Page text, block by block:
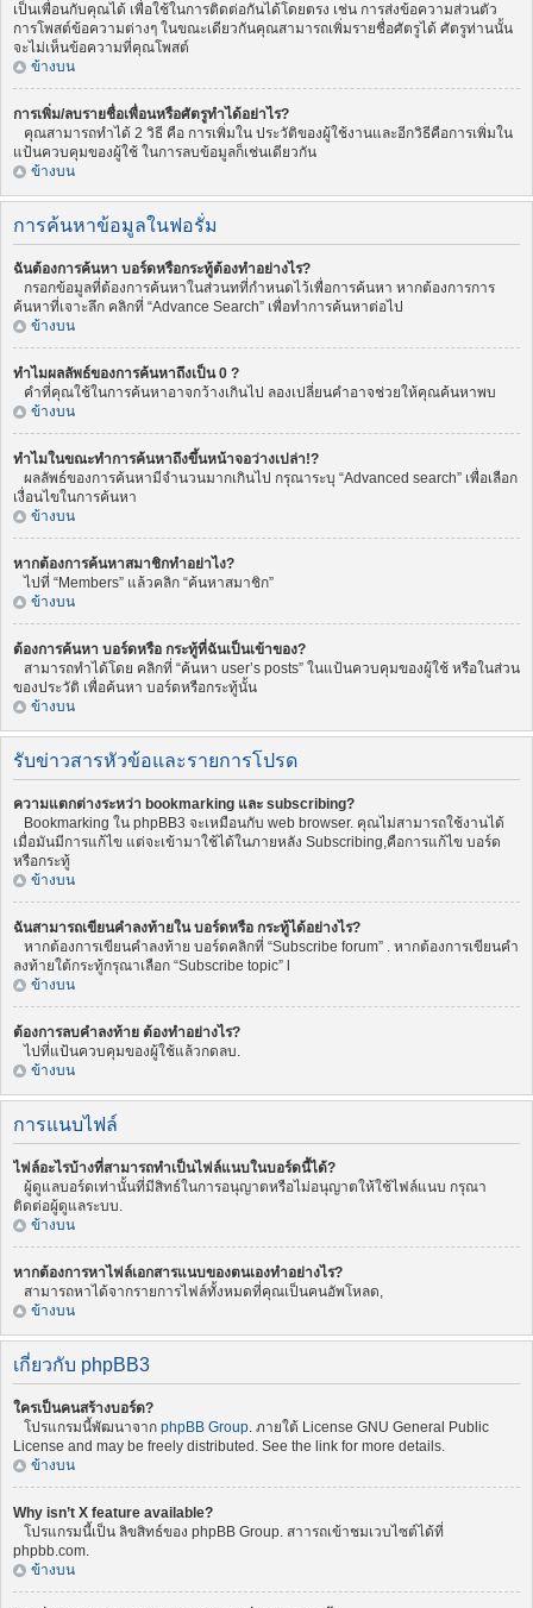
เป็นเพื่อนกับคุณได้ เพื่อใช้ในการติดต่อกันได้โดยตรง เช่น การส่งข้อความส่วนตัว
การโพสต์ข้อความต่างๆ ในขณะเดียวกันคุณสามารถเพิ่มรายชื่อศัตรูได้ ศัตรูท่านนั้น
จะไม่เห็นข้อความที่คุณโพสต์
ข้างบน
การเพิ่ม/ลบรายชื่อเพื่อนหรือศัตรูทำได้อย่าไร?
คุณสามารถทำได้ 2 วิธี คือ การเพิ่มใน ประวัติของผู้ใช้งานและอีกวิธีคือการเพิ่มใน
แป้นควบคุมของผู้ใช้ ในการลบข้อมูลก็เช่นเดียวกัน
ข้างบน
การค้นหาข้อมูลในฟอรั่ม
ฉันต้องการค้นหา บอร์ดหรือกระทู้ต้องทำอย่างไร?
กรอกข้อมูลที่ต้องการค้นหาในส่วนทที่กำหนดไว้เพื่อการค้นหา หากต้องการการ
ค้นหาที่เจาะลึก คลิกที่ “Advance Search” เพื่อทำการค้นหาต่อไป
ข้างบน
ทำไมผลลัพธ์ของการค้นหาถึงเป็น 0 ?
คำที่คุณใช้ในการค้นหาอาจกว้างเกินไป ลองเปลี่ยนคำอาจช่วยให้คุณค้นหาพบ
ข้างบน
ทำไมในขณะทำการค้นหาถึงขึ้นหน้าจอว่างเปล่า!?
ผลลัพธ์ของการค้นหามีจำนวนมากเกินไป กรุณาระบุ “Advanced search” เพื่อเลือก
เงื่อนไขในการค้นหา
ข้างบน
หากต้องการค้นหาสมาชิกทำอย่าไง?
ไปที่ “Members” แล้วคลิก “ค้นหาสมาชิก”
ข้างบน
ต้องการค้นหา บอร์ดหรือ กระทู้ที่ฉันเป็นเข้าของ?
สามารถทำได้โดย คลิกที่ “ค้นหา user’s posts” ในแป้นควบคุมของผู้ใช้ หรือในส่วน
ของประวัติ เพื่อค้นหา บอร์ดหรือกระทู้นั้น
ข้างบน
รับข่าวสารหัวข้อและรายการโปรด
ความแตกต่างระหว่า bookmarking และ subscribing?
Bookmarking ใน phpBB3 จะเหมือนกับ web browser. คุณไม่สามารถใช้งานได้
เมื่อมันมีการแก้ไข แต่จะเข้ามาใช้ได้ในภายหลัง Subscribing,คือการแก้ไข บอร์ด
หรือกระทู้
ข้างบน
ฉันสามารถเขียนคำลงท้ายใน บอร์ดหรือ กระทู้ได้อย่างไร?
หากต้องการเขียนคำลงท้าย บอร์ดคลิกที่ “Subscribe forum” . หากต้องการเขียนคำ
ลงท้ายใต้กระทู้กรุณาเลือก “Subscribe topic” l
ข้างบน
ต้องการลบคำลงท้าย ต้องทำอย่างไร?
ไปที่แป้นควบคุมของผู้ใช้แล้วกดลบ.
ข้างบน
การแนบไฟล์
ไฟล์อะไรบ้างที่สามารถทำเป็นไฟล์แนบในบอร์ดนี้ได้?
ผู้ดูแลบอร์ดเท่านั้นที่มีสิทธ์ในการอนุญาตหรือไม่อนุญาตให้ใช้ไฟล์แนบ กรุณา
ติดต่อผู้ดูแลระบบ.
ข้างบน
หากต้องการหาไฟล์เอกสารแนบของตนเองทำอย่างไร?
สามารถหาได้จากรายการไฟล์ทั้งหมดที่คุณเป็นคนอัพโหลด,
ข้างบน
เกี่ยวกับ phpBB3
ใครเป็นคนสร้างบอร์ด?
โปรแกรมนี้พัฒนาจาก phpBB Group. ภายใต้ License GNU General Public
License and may be freely distributed. See the link for more details.
ข้างบน
Why isn’t X feature available?
โปรแกรมนี้เป็น ลิขสิทธ์ของ phpBB Group. สาารถเข้าชมเวบไซต์ได้ที่
phpbb.com.
ข้างบน